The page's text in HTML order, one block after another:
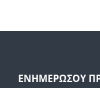
ΕΝΗΜΕΡΩΣΟΥ